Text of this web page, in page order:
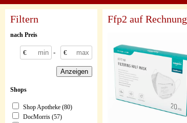
Filtern
nach Preis
€ - €
Shops
Shop Apotheke (80)
DocMorris (57)
Ffp2 auf Rechnung